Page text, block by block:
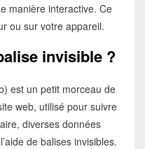
manière interactive. Ce
ou sur votre appareil.
invisible ?
est un petit morceau de
web, utilisé pour suivre
diverses données
de balises invisibles.